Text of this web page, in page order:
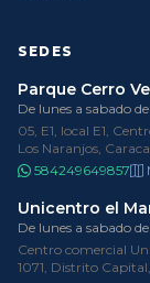
SEDES
Parque Cerro
De lunes a sabado
05, E1, local E1,
Los Naranjos,
584249649857
Unicentro el
De lunes a sabado
Centro comercial
1071, Distrito